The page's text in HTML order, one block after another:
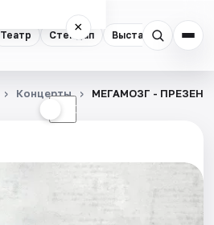
Театр Стендап Выставки
×
☾
Концерты МЕГАМОЗГ -